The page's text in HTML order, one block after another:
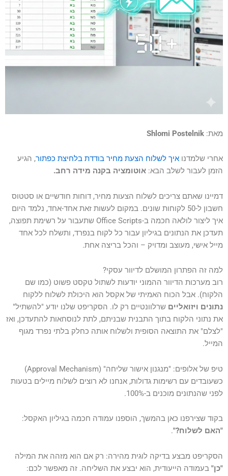
font_download סמן קישורים
לאפס
את
cached
מאת: Shlomi Postelnik
אחרי שלמדנו איך לשלוח הצעת מחיר בודדת בלחיצת כפתור, הגיע
הזמן לעבור לשלב הבא: אוטומציה בקנה מידה רחב.
דמיינו שאתם צריכים לשלוח הצעות מחיר, דוחות חודשיים או סטטוס
חשבון ל-50 לקוחות שונים. במקום לעשות זאת אחד-אחד, נלמד היום
איך ליצור לולאה חכמה ב-Office Scripts שתעבור על רשימת תפוצה,
תעדכן את הנתונים בגיליון עבור כל לקוח בנפרד, ותשלח לכל אחד
מייל אישי, מעוצב ומדויק – והכל בריצה אחת.
למה זה הפתרון המושלם לדיוור עסקי?
רוב מערכות הדיוור ההמוני יודעות לשתול טקסט פשוט (כמו שם
הלקוח). אבל הכוח האמיתי של אקסל הוא היכולת לשלוח ללקוח
נתונים ויזואליים שרלוונטיים רק לו. הסקריפט שלנו יודע "להשתיל"
את נתוני הלקוח בתוך התבנית שבניתם, לתת לנוסחאות להתעדכן, ואז
"לצלם" את התוצאה הסופית ולשלוח אותה כחלק בלתי נפרד מגוף
המייל.
טיפ של אלופים: "מנגנון אישור שליחה" (Approval Mechanism)
כשעובדים עם רשימות גדולות, אנחנו לא רוצים לשלוח מיילים בטעות
לפני שהנתונים מוכנים ב-100%.
בקוד שצירפנו כאן בהמשך, הוספנו עמודה חכמה בגיליון האקסל:
"האם לשלוח?".
הסקריפט מבצע בדיקה לוגית מהירה: רק אם הוא מזהה את המילה
"כן" בעמודה הייעודית, הוא יבצע את השליחה. זה מאפשר לכם: